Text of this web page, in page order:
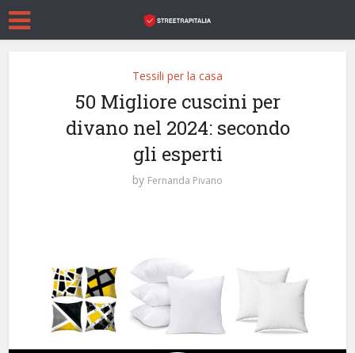
Tessili per la casa
50 Migliore cuscini per
divano nel 2024: secondo
gli esperti
by Fernanda Pivano